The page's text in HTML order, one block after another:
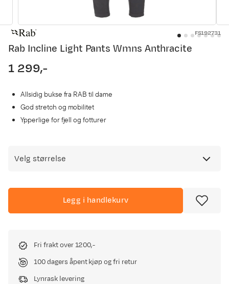
FS192731
Rab Incline Light Pants Wmns Anthracite
price
1 299,-
Allsidig bukse fra RAB til dame
God stretch og mobilitet
Ypperlige for fjell og fotturer
Velg størrelse
Legg i handlekurv
Fri frakt over 1200,-
100 dagers åpent kjøp og fri retur
Lynrask levering